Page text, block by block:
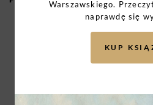
Warszawskiego.
naprawdę się
KUP